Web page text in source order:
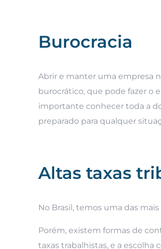
Burocracia
Abrir e manter uma empresa
burocrático, que pode fazer o
importante conhecer toda a
preparado para qualquer
Altas taxas
No Brasil, temos uma das
Porém, existem formas de
taxas trabalhistas, e a